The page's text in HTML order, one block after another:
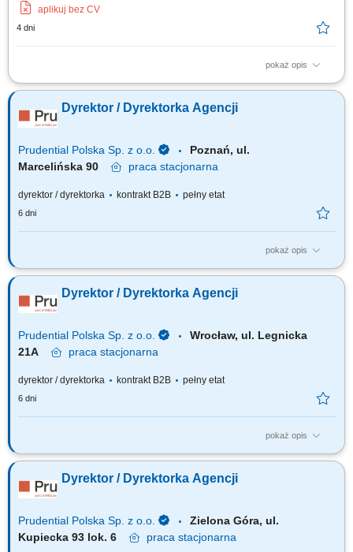
aplikuj bez CV
4 dni
pokaż opis
Zakres obowiązków: Tworzenie i realizacja strategii sprzedaży B2C,
Odpowiedzialność za realizację celów sprzedażowych, efektywność oraz
monitorowanie wyników; Analiza danych sprzedażowych, trendów
Dyrektor / Dyrektorka Agencji
Prudential Polska Sp. z o.o.
Poznań, ul.
Marcelińska 90
praca stacjonarna
dyrektor / dyrektorka kontrakt B2B pełny etat
6 dni
pokaż opis
Za co będziesz odpowiadać: własny biznes przychodowy i zarządzanie
Planowania Finansowego oraz Menedżerów, budowanie portfela
Klientów poprzez aktywną sprzedaż własną, zapewnienie wsparcia
Dyrektor / Dyrektorka Agencji
Prudential Polska Sp. z o.o.
Wrocław, ul. Legnicka
21A
praca stacjonarna
dyrektor / dyrektorka kontrakt B2B pełny etat
6 dni
pokaż opis
Za co będziesz odpowiadać: własny biznes przychodowy i zarządzanie
Planowania Finansowego oraz Menedżerów, budowanie portfela
Klientów poprzez aktywną sprzedaż własną, zapewnienie wsparcia
Dyrektor / Dyrektorka Agencji
Prudential Polska Sp. z o.o.
Zielona Góra, ul.
Kupiecka 93 lok. 6
praca stacjonarna